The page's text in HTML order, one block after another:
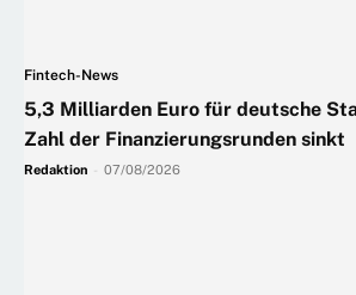
Fintech-News
5,3 Milliarden Euro für deutsche
Zahl der Finanzierungsrunden sinkt
Redaktion 07/08/2026